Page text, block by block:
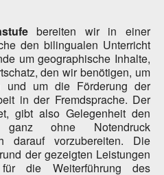
bereiten wir in einer
den bilingualen Unterricht
um geographische Inhalte,
den wir benötigen, um
und um die Förderung der
in der Fremdsprache. Der
gibt also Gelegenheit den
ganz ohne Notendruck
darauf vorzubereiten. Die
der gezeigten Leistungen
die Weiterführung des